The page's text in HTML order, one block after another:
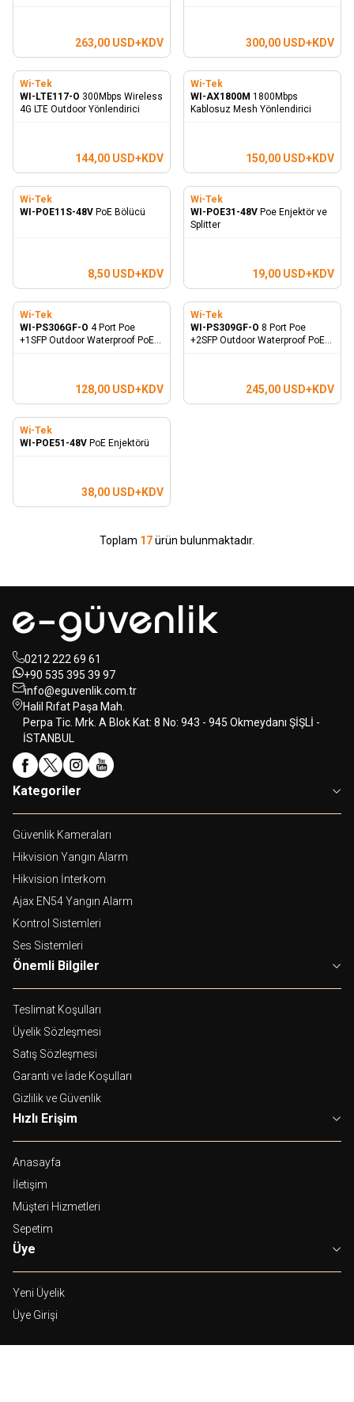
263,00 USD+KDV 300,00 USD+KDV
Wi-Tek
WI-LTE117-O 300Mbps Wireless
4G LTE Outdoor Yönlendirici
144,00 USD+KDV
Wi-Tek
WI-AX1800M 1800Mbps
Kablosuz Mesh Yönlendirici
150,00 USD+KDV
Wi-Tek
WI-POE11S-48V PoE Bölücü
8,50 USD+KDV
Wi-Tek
WI-POE31-48V Poe Enjektör ve
Splitter
19,00 USD+KDV
Wi-Tek
WI-PS306GF-O 4 Port Poe
+1SFP Outdoor Waterproof PoE
128,00 USD+KDV
Wi-Tek
WI-PS309GF-O 8 Port Poe
+2SFP Outdoor Waterproof PoE
245,00 USD+KDV
Wi-Tek
WI-POE51-48V PoE Enjektörü
38,00 USD+KDV
Toplam 17ürün bulunmaktadır.
0212 222 69 61
+90 535 395 39 97
info@eguvenlik.com.tr
Halil Rıfat Paşa Mah.
Perpa Tic. Mrk. A Blok Kat: 8 No: 943 - 945 Okmeydanı ŞİŞLİ -
İSTANBUL
Kategoriler
Güvenlik Kameraları
Hikvision Yangın Alarm
Hikvision İnterkom
Ajax EN54 Yangın Alarm
Kontrol Sistemleri
Ses Sistemleri
Önemli Bilgiler
Teslimat Koşulları
Üyelik Sözleşmesi
Satış Sözleşmesi
Garanti ve İade Koşulları
Gizlilik ve Güvenlik
Hızlı Erişim
Anasayfa
İletişim
Müşteri Hizmetleri
Sepetim
Üye
Yeni Üyelik
Üye Girişi